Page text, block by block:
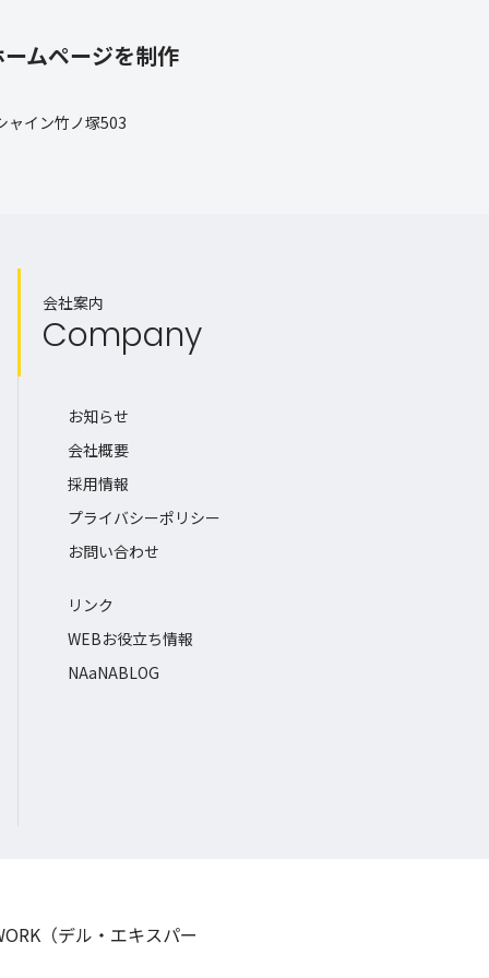
ムページを制作
イン竹ノ塚503
会社案内
Company
お知らせ
会社概要
採用情報
プライバシーポリシー
お問い合わせ
リンク
WEBお役立ち情報
NAaNABLOG
（デル・エキスパー